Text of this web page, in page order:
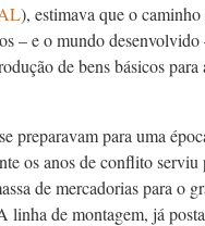
), estimava que o
– e o mundo
de bens básicos
para uma
os anos de conflito
de mercadorias para o
de montagem, já